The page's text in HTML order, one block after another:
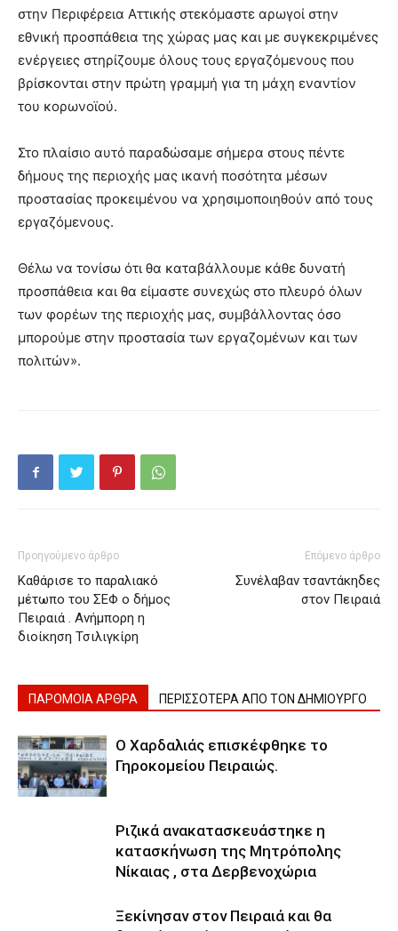
στην Περιφέρεια Αττικής στεκόμαστε αρωγοί στην
εθνική προσπάθεια της χώρας μας και με συγκεκριμένες
ενέργειες στηρίζουμε όλους τους εργαζόμενους που
βρίσκονται στην πρώτη γραμμή για τη μάχη εναντίον
του κορωνοϊού.
Στο πλαίσιο αυτό παραδώσαμε σήμερα στους πέντε
δήμους της περιοχής μας ικανή ποσότητα μέσων
προστασίας προκειμένου να χρησιμοποιηθούν από τους
εργαζόμενους.
Θέλω να τονίσω ότι θα καταβάλλουμε κάθε δυνατή
προσπάθεια και θα είμαστε συνεχώς στο πλευρό όλων
των φορέων της περιοχής μας, συμβάλλοντας όσο
μπορούμε στην προστασία των εργαζομένων και των
πολιτών».
Προηγούμενο άρθρο
Καθάρισε το παραλιακό
μέτωπο του ΣΕΦ ο δήμος
Πειραιά . Ανήμπορη η
διοίκηση Τσιλιγκίρη
Επόμενο άρθρο
Συνέλαβαν τσαντάκηδες
στον Πειραιά
ΠΑΡΟΜΟΙΑ ΑΡΘΡΑ ΠΕΡΙΣΣΟΤΕΡΑ ΑΠΟ ΤΟΝ ΔΗΜΙΟΥΡΓΟ
Ο Χαρδαλιάς επισκέφθηκε το
Γηροκομείου Πειραιώς.
Ριζικά ανακατασκευάστηκε η
κατασκήνωση της Μητρόπολης
Νίκαιας , στα Δερβενοχώρια
Ξεκίνησαν στον Πειραιά και θα